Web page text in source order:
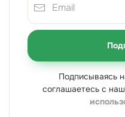
Подписываясь
соглашаетесь с